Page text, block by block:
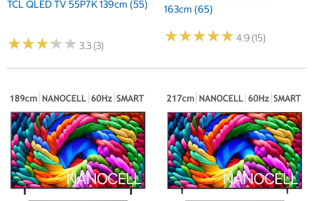
TCL QLED TV 55P7K 139cm (55)
★★★★★
★★★★★ 3.3 (3)
163cm (65)
★★★★★
★★★★★ 4.9 (15)